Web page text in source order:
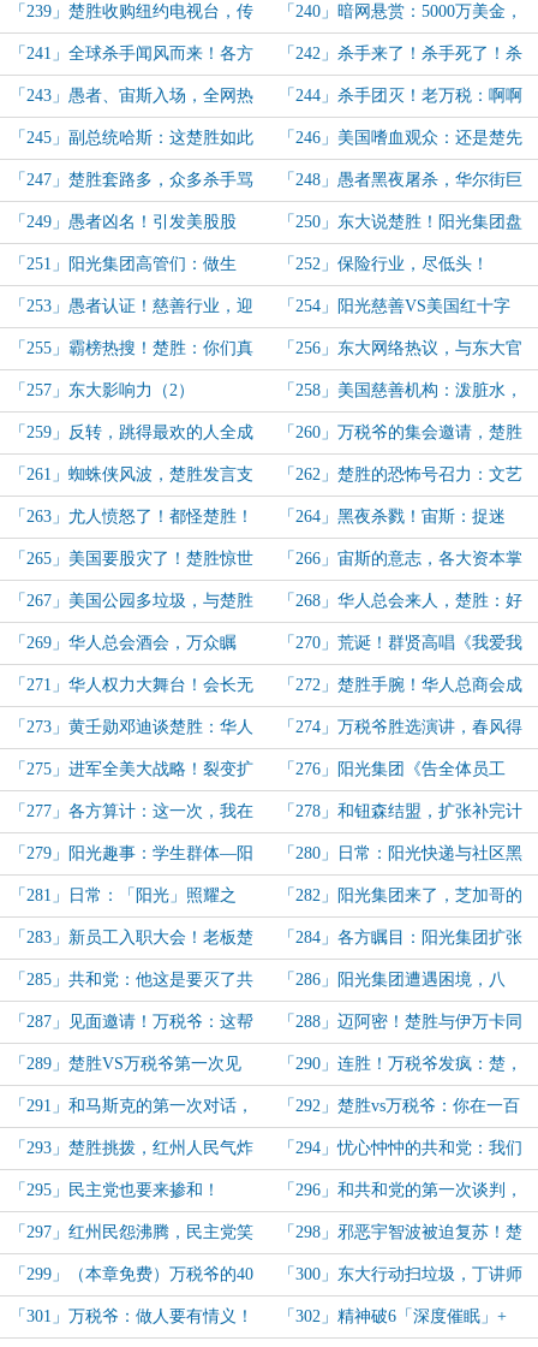
行业百草枯来了！ 像太阳，恩情还不完！
「239」楚胜收购纽约电视台，传
媒界气炸：啊啊啊~~杀了他！
「240」暗网悬赏：5000万美金，
杀死楚胜！
「241」全球杀手闻风而来！各方
震惊：楚先生，赶紧跑路！
「242」杀手来了！杀手死了！杀
手屈辱上新闻了！
「243」愚者、宙斯入场，全网热
度升级！
「244」杀手团灭！老万税：啊啊
啊~~~我的热度，又被那楚胜给抢
了！
「245」副总统哈斯：这楚胜如此
牛逼，我是不是应该拉拢？
「246」美国嗜血观众：还是楚先
生花样多啊，杀杀杀，血流成河！
「247」楚胜套路多，众多杀手骂
骂咧咧提桶跑路！
「248」愚者黑夜屠杀，华尔街巨
头身死！
「249」愚者凶名！引发美股股
灾！
「250」东大说楚胜！阳光集团盘
点！
「251」阳光集团高管们：做生
意，难吗？好简单啊！
「252」保险行业，尽低头！
「253」愚者认证！慈善行业，迎
来了新的王者——阳光慈善基金会！
「254」阳光慈善VS美国红十字
会，新舆论风暴，万税爷：热度又被
抢了？
「255」霸榜热搜！楚胜：你们真
是害苦我了呀！万税爷：把热度还给
我！
「256」东大网络热议，与东大官
方的态度
「257」东大影响力（2） 「258」美国慈善机构：泼脏水，
抹黑他！楚胜：大声密谋？菜鸡！
「259」反转，跳得最欢的人全成
小丑了！万税爷整了个搞笑活！
「260」万税爷的集会邀请，楚胜
连夜提桶跑路！
「261」蜘蛛侠风波，楚胜发言支
持！
「262」楚胜的恐怖号召力：文艺
片的票房也能拉爆！
「263」尤人愤怒了！都怪楚胜！
杀！
「264」黑夜杀戮！宙斯：捉迷
藏？找到你们了！
「265」美国要股灾了！楚胜惊世
智慧！
「266」宙斯的意志，各大资本掌
门人吓得纷纷退休！
「267」美国公园多垃圾，与楚胜
的意林体！
「268」华人总会来人，楚胜：好
家伙，竟然还是个稀土走私犯！
「269」华人总会酒会，万众瞩
目，阎王爷楚胜把杀手带来了！
「270」荒诞！群贤高唱《我爱我
的祖国》，杀手来了！杀手死了！
「271」华人权力大舞台！会长无
能，急需定海神针——楚胜！
「272」楚胜手腕！华人总商会成
立，担任会长！
「273」黄壬勋邓迪谈楚胜：华人
在美国的路径！
「274」万税爷胜选演讲，春风得
意的马圣
「275」进军全美大战略！裂变扩
张，创造伟业正当时！
「276」阳光集团《告全体员工
书》，万税爷、马圣：这楚胜疯了！
「277」各方算计：这一次，我在
100层！楚胜：这一次，我在大气
层！
「278」和钮森结盟，扩张补完计
划！
「279」阳光趣事：学生群体—阳
光会！黑帮看了都怕！
「280」日常：阳光快递与社区黑
帮的关系：劲！霸！欺！
「281」日常：「阳光」照耀之
处，混乱社区的变化！
「282」阳光集团来了，芝加哥的
太阳就有了！
「283」新员工入职大会！老板楚
先生，他像个太阳！
「284」各方瞩目：阳光集团扩张
太离谱了！
「285」共和党：他这是要灭了共
和党啊！
「286」阳光集团遭遇困境，八
卦，美国11月份形势
「287」见面邀请！万税爷：这帮
虫豸再多谄媚，都不及楚胜一句赞
美！
「288」迈阿密！楚胜与伊万卡同
框，引发美国舆论震动！
「289」楚胜VS万税爷第一次见
面，到赌场大杀四方！
「290」连胜！万税爷发疯：楚，
你就是上帝！
「291」和马斯克的第一次对话，
针锋相对！
「292」楚胜vs万税爷：你在一百
层，我在大气层！（包含大量谈话博
弈）
「293」楚胜挑拨，红州人民气炸
了，给共和党上压力！
「294」忧心忡忡的共和党：我们
真的能一直强硬下去吗？
「295」民主党也要来掺和！ 「296」和共和党的第一次谈判，
谈崩了！
「297」红州民怨沸腾，民主党笑
断肠！默多克紧急开会，FOX危机！
「298」邪恶宇智波被迫复苏！楚
胜、万税爷，征战拉斯维加斯！
「299」（本章免费）万税爷的40
忠诚度！楚胜决定：先做蓝州王！
「300」东大行动扫垃圾，丁讲师
直播，网友：什么？胜哥变列强了！
「301」万税爷：做人要有情义！ 「302」精神破6「深度催眠」+